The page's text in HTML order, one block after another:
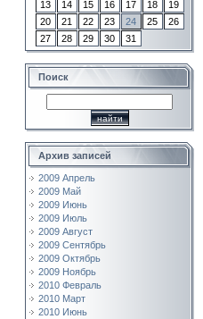
13
14 15 16 17 18
19
20
21 22 23 24 25
26
27
28 29 30 31
Поиск
Архив записей
2009 Апрель
2009 Май
2009 Июнь
2009 Июль
2009 Август
2009 Сентябрь
2009 Октябрь
2009 Ноябрь
2010 Февраль
2010 Март
2010 Июнь